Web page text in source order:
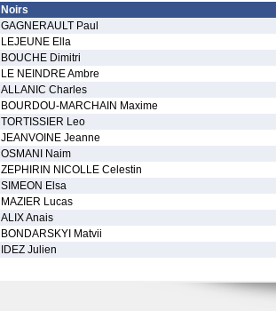
Noirs
GAGNERAULT Paul
LEJEUNE Ella
BOUCHE Dimitri
LE NEINDRE Ambre
ALLANIC Charles
BOURDOU-MARCHAIN Maxime
TORTISSIER Leo
JEANVOINE Jeanne
OSMANI Naim
ZEPHIRIN NICOLLE Celestin
SIMEON Elsa
MAZIER Lucas
ALIX Anais
BONDARSKYI Matvii
IDEZ Julien